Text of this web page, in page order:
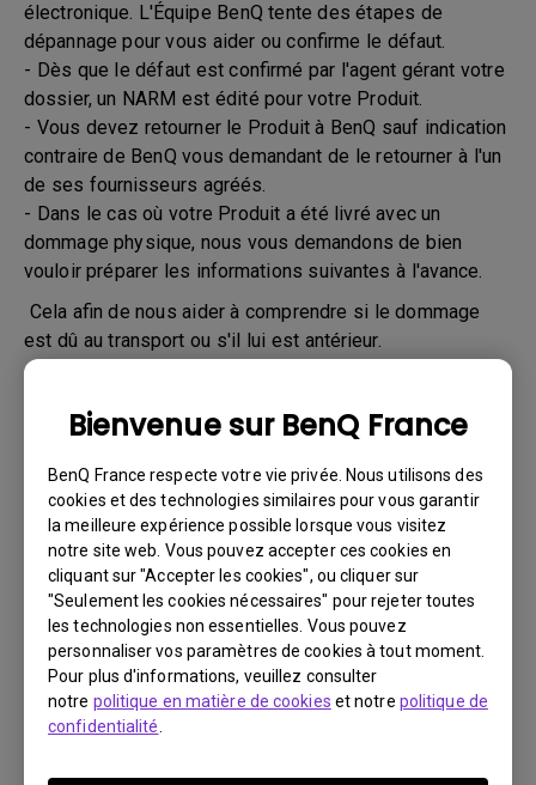
Bienvenue sur BenQ France
BenQ France respecte votre vie privée. Nous utilisons des
cookies et des technologies similaires pour vous garantir
la meilleure expérience possible lorsque vous visitez
notre site web. Vous pouvez accepter ces cookies en
cliquant sur "Accepter les cookies", ou cliquer sur
"Seulement les cookies nécessaires" pour rejeter toutes
les technologies non essentielles. Vous pouvez
personnaliser vos paramètres de cookies à tout moment.
Pour plus d'informations, veuillez consulter
notre politique en matière de cookies et notre politique de
confidentialité
électronique. L'Équipe BenQ tente des étapes de
dépannage pour vous aider ou confirme le défaut.
- Dès que le défaut est confirmé par l'agent gérant votre
dossier, un NARM est édité pour votre Produit.
- Vous devez retourner le Produit à BenQ sauf indication
contraire de BenQ vous demandant de le retourner à l'un
de ses fournisseurs agréés.
- Dans le cas où votre Produit a été livré avec un
dommage physique, nous vous demandons de bien
vouloir préparer les informations suivantes à l'avance.
Cela afin de nous aider à comprendre si le dommage
est dû au transport ou s'il lui est antérieur.
possible
a. de l'emballage (intérieur et extérieur)
b. du dommage physique
3. S'assurer d'avoir la facture et le bon de livraison à
portée de main
4. Ne pas utiliser le Produit car le nombre d'heures de
fonctionnement peut être vérifié.